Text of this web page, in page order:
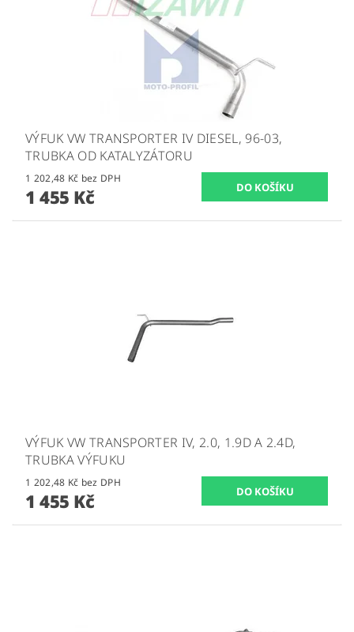
VÝFUK VW TRANSPORTER IV DIESEL, 96-03,
TRUBKA OD KATALYZÁTORU
1 202,48 Kč bez DPH
1 455 Kč
VÝFUK VW TRANSPORTER IV, 2.0, 1.9D A 2.4D,
TRUBKA VÝFUKU
1 202,48 Kč bez DPH
1 455 Kč